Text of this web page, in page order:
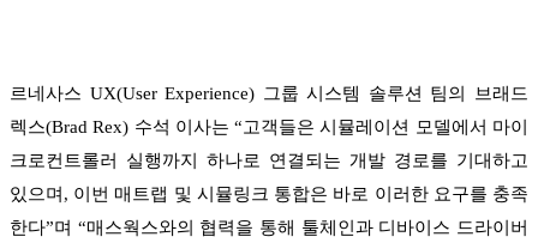
르네사스 UX(User Experience) 그룹 시스템 솔루션 팀의 브래드
렉스(Brad Rex) 수석 이사는 “고객들은 시뮬레이션 모델에서 마이
크로컨트롤러 실행까지 하나로 연결되는 개발 경로를 기대하고
있으며, 이번 매트랩 및 시뮬링크 통합은 바로 이러한 요구를 충족
한다”며 “매스웍스와의 협력을 통해 툴체인과 디바이스 드라이버